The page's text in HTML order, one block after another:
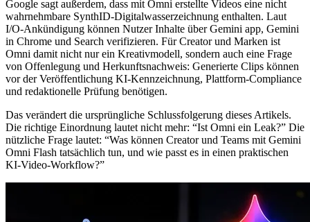
Google sagt außerdem, dass mit Omni erstellte Videos eine nicht
wahrnehmbare SynthID-Digitalwasserzeichnung enthalten. Laut
I/O-Ankündigung können Nutzer Inhalte über Gemini app, Gemini
in Chrome und Search verifizieren. Für Creator und Marken ist
Omni damit nicht nur ein Kreativmodell, sondern auch eine Frage
von Offenlegung und Herkunftsnachweis: Generierte Clips können
vor der Veröffentlichung KI-Kennzeichnung, Plattform-Compliance
und redaktionelle Prüfung benötigen.
Das verändert die ursprüngliche Schlussfolgerung dieses Artikels.
Die richtige Einordnung lautet nicht mehr: “Ist Omni ein Leak?” Die
nützliche Frage lautet: “Was können Creator und Teams mit Gemini
Omni Flash tatsächlich tun, und wie passt es in einen praktischen
KI-Video-Workflow?”